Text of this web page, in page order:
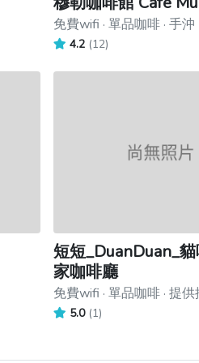
免費wifi · 單品咖啡 · 手沖
4.2 (12)
短短_DuanDuan_
家咖啡廳
免費wifi · 單品咖啡 · 提
5.0 (1)